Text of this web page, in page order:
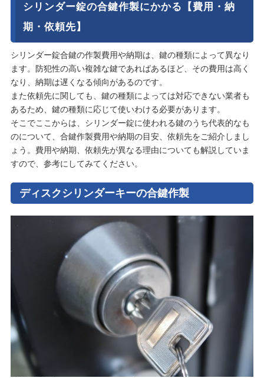
シリンダー錠の合鍵作製にかかる【費用・納
期・依頼先】
シリンダー錠合鍵の作製費用や納期は、鍵の種類によって異なり
ます。防犯性の高い複雑な鍵であればあるほど、その費用は高く
なり、納期は遅くなる傾向があるのです。
また依頼先に関しても、鍵の種類によっては対応できない業者も
あるため、鍵の種類に応じて使いわける必要があります。
そこでここからは、シリンダー錠に使われる鍵のうち代表的なも
のについて、合鍵作製費用や納期の目安、依頼先をご紹介しまし
ょう。費用や納期、依頼先が異なる理由についても解説していま
すので、参考にしてみてください。
ディスクシリンダーキーの合鍵作製